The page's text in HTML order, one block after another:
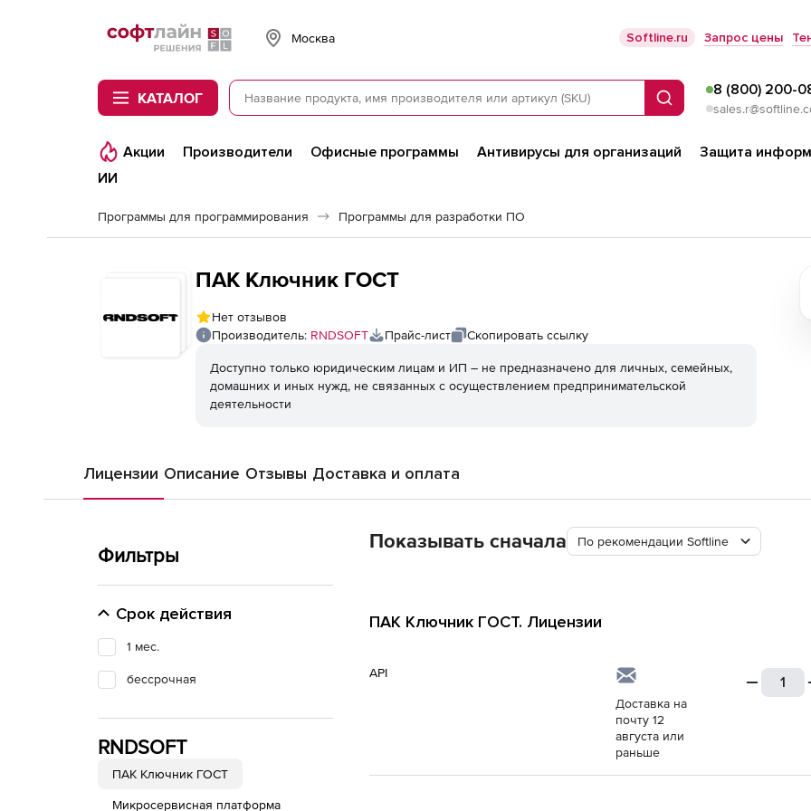
Softline
Москва Softline.ru Запрос цены
КАТАЛОГ Поиск
8 (800) 200-
Акции Производители Офисные программы Антивирусы для организаций Защита
ИИ
Программы для программирования Программы для разработки ПО
ПАК Ключник ГОСТ
Нет отзывов
Производитель: RNDSOFT Прайс-лист Скопировать ссылку
Доступно только юридическим лицам и ИП – не предназначено для личных, семейных,
домашних и иных нужд, не связанных с осуществлением предпринимательской
деятельности
Лицензии Описание Отзывы Доставка и оплата
Фильтры
Срок действия
1 мес.
бессрочная
RNDSOFT
ПАК Ключник ГОСТ
Микросервисная платформа
Показывать сначала По рекомендации Softline
ПАК Ключник ГОСТ. Лицензии
API
Доставка на
почту 12
августа или
раньше